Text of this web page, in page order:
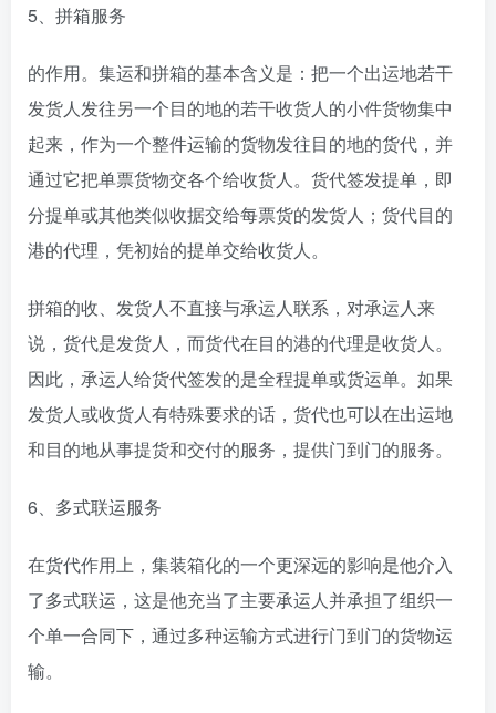
5、拼箱服务
的作用。集运和拼箱的基本含义是：把一个出运地若干
发货人发往另一个目的地的若干收货人的小件货物集中
起来，作为一个整件运输的货物发往目的地的货代，并
通过它把单票货物交各个给收货人。货代签发提单，即
分提单或其他类似收据交给每票货的发货人；货代目的
港的代理，凭初始的提单交给收货人。
拼箱的收、发货人不直接与承运人联系，对承运人来
说，货代是发货人，而货代在目的港的代理是收货人。
因此，承运人给货代签发的是全程提单或货运单。如果
发货人或收货人有特殊要求的话，货代也可以在出运地
和目的地从事提货和交付的服务，提供门到门的服务。
6、多式联运服务
在货代作用上，集装箱化的一个更深远的影响是他介入
了多式联运，这是他充当了主要承运人并承担了组织一
个单一合同下，通过多种运输方式进行门到门的货物运
输。